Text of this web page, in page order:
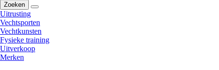
Zoeken
Uitrusting
Vechtsporten
Vechtkunsten
Fysieke training
Uitverkoop
Merken